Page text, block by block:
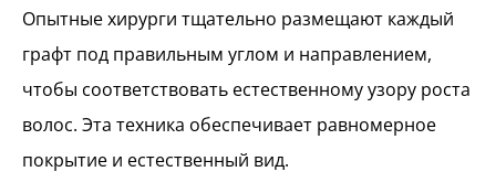
Опытные хирурги тщательно размещают каждый
графт под правильным углом и направлением,
чтобы соответствовать естественному узору роста
волос. Эта техника обеспечивает равномерное
покрытие и естественный вид.